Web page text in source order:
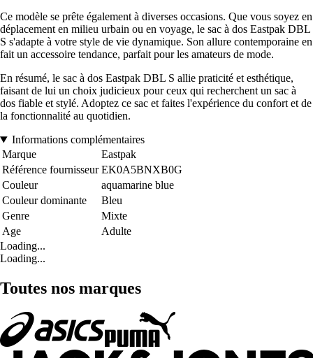
Ce modèle se prête également à diverses occasions. Que vous soyez en
déplacement en milieu urbain ou en voyage, le sac à dos Eastpak DBL
S s'adapte à votre style de vie dynamique. Son allure contemporaine en
fait un accessoire tendance, parfait pour les amateurs de mode.
En résumé, le sac à dos Eastpak DBL S allie praticité et esthétique,
faisant de lui un choix judicieux pour ceux qui recherchent un sac à
dos fiable et stylé. Adoptez ce sac et faites l'expérience du confort et de
la fonctionnalité au quotidien.
Informations complémentaires
Marque
Eastpak
Référence fournisseur EK0A5BNXB0G
Couleur
aquamarine blue
Couleur dominante
Bleu
Genre
Mixte
Age
Adulte
Loading...
Loading...
Toutes nos marques